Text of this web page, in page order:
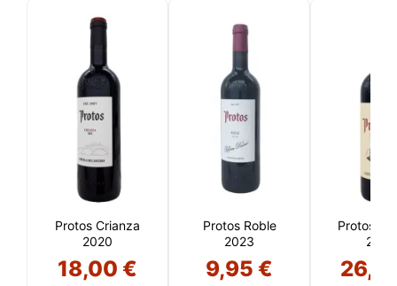
Protos Crianza
2020
18,00 €
Protos Roble
2023
9,95 €
Protos
2020